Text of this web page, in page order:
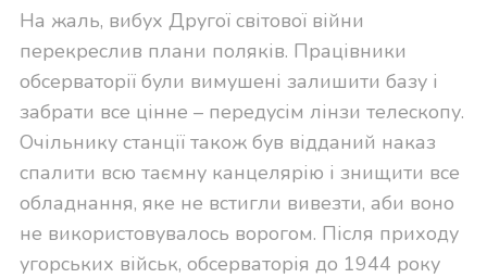
На жаль, вибух Другої світової війни
перекреслив плани поляків. Працівники
обсерваторії були вимушені залишити базу і
забрати все цінне – передусім лінзи телескопу.
Очільнику станції також був відданий наказ
спалити всю таємну канцелярію і знищити все
обладнання, яке не встигли вивезти, аби воно
не використовувалось ворогом. Після приходу
угорських військ, обсерваторія до 1944 року